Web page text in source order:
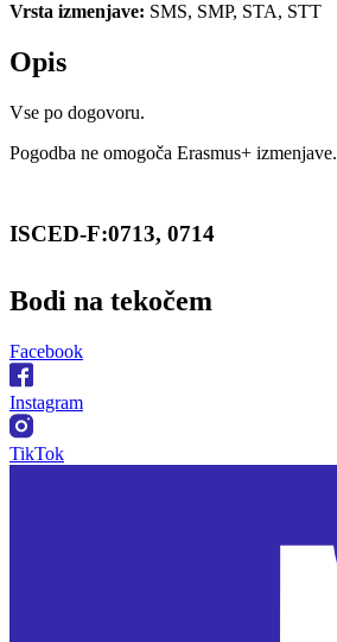
Vrsta izmenjave: SMS, SMP, STA, STT
Opis
Vse po dogovoru.
Pogodba ne omogoča Erasmus+ izmenjave.
ISCED-F:0713, 0714
Bodi na tekočem
Facebook
Instagram
TikTok